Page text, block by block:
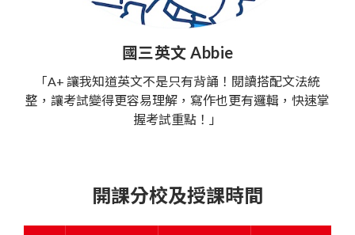
國三英文 Abbie
「A+ 讓我知道英文不是只有背誦！閱讀搭配文法統
整，讓考試變得更容易理解，寫作也更有邏輯，快速掌
握考試重點！」
開課分校及授課時間